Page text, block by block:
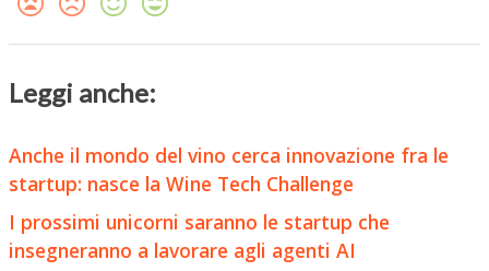
Leggi anche:
Anche il mondo del vino cerca innovazione fra le
startup: nasce la Wine Tech Challenge
I prossimi unicorni saranno le startup che
insegneranno a lavorare agli agenti AI